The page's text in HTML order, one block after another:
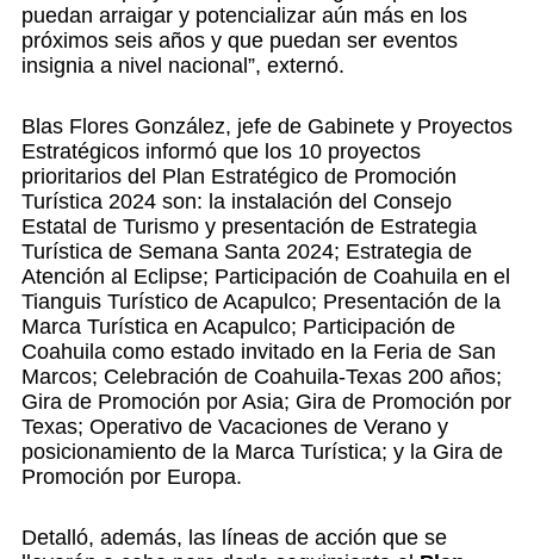
puedan arraigar y potencializar aún más en los
próximos seis años y que puedan ser eventos
insignia a nivel nacional”, externó.
Blas Flores González, jefe de Gabinete y Proyectos
Estratégicos informó que los 10 proyectos
prioritarios del Plan Estratégico de Promoción
Turística 2024 son: la instalación del Consejo
Estatal de Turismo y presentación de Estrategia
Turística de Semana Santa 2024; Estrategia de
Atención al Eclipse; Participación de Coahuila en el
Tianguis Turístico de Acapulco; Presentación de la
Marca Turística en Acapulco; Participación de
Coahuila como estado invitado en la Feria de San
Marcos; Celebración de Coahuila-Texas 200 años;
Gira de Promoción por Asia; Gira de Promoción por
Texas; Operativo de Vacaciones de Verano y
posicionamiento de la Marca Turística; y la Gira de
Promoción por Europa.
Detalló, además, las líneas de acción que se